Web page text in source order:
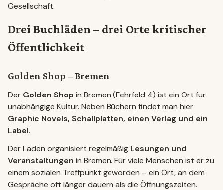
Gesellschaft.
Drei Buchläden – drei Orte kritischer
Öffentlichkeit
Golden Shop – Bremen
Der Golden Shop in Bremen (Fehrfeld 4) ist ein Ort für
unabhängige Kultur. Neben Büchern findet man hier
Graphic Novels, Schallplatten, einen Verlag und ein
Label.
Der Laden organisiert regelmäßig Lesungen und
Veranstaltungen in Bremen. Für viele Menschen ist er zu
einem sozialen Treffpunkt geworden – ein Ort, an dem
Gespräche oft länger dauern als die Öffnungszeiten.